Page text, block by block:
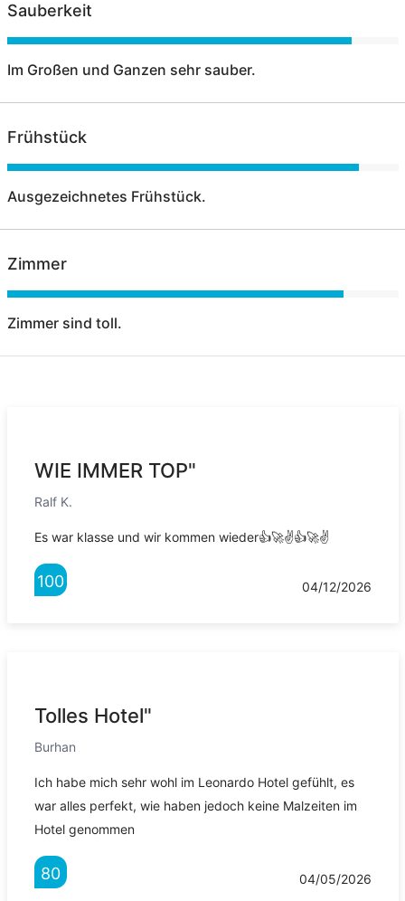
Sauberkeit
Im Großen und Ganzen sehr sauber.
Frühstück
Ausgezeichnetes Frühstück.
Zimmer
Zimmer sind toll.
WIE IMMER TOP"
Ralf K.
Es war klasse und wir kommen wieder👍🚀✌️👍🚀✌️
100 04/12/2026
Tolles Hotel"
Burhan
Ich habe mich sehr wohl im Leonardo Hotel gefühlt, es
war alles perfekt, wie haben jedoch keine Malzeiten im
Hotel genommen
80 04/05/2026